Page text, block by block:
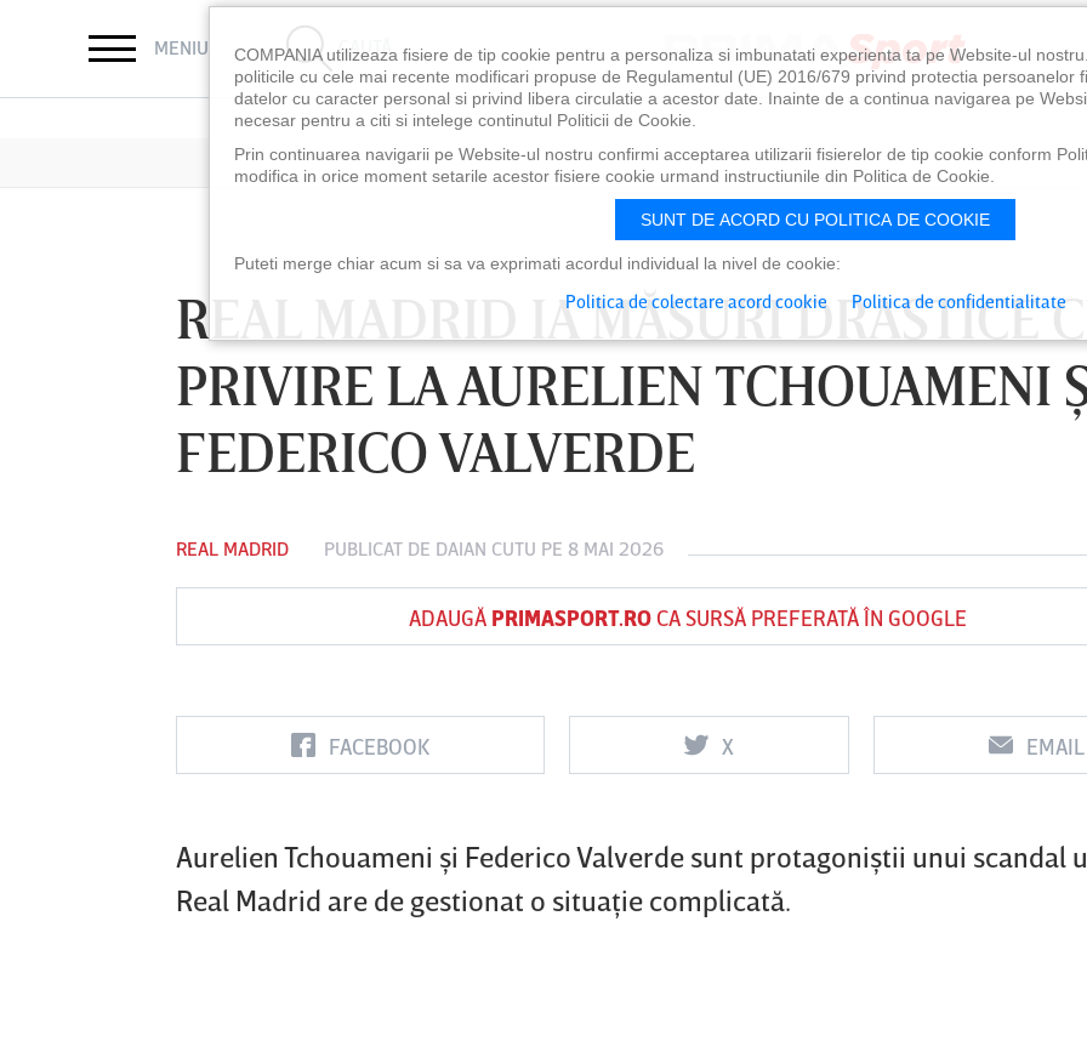
MENIU CAUTĂ
REAL MADRID IA MĂSURI DRASTICE
PRIVIRE LA AURELIEN TCHOUAMENI
FEDERICO VALVERDE
REAL MADRID PUBLICAT DE DAIAN CUTU PE 8 MAI 2026
ADAUGĂ PRIMASPORT.ROCA SURSĂ PREFERATĂ ÎN GOOGLE
FACEBOOK X EMAIL
Aurelien Tchouameni şi Federico Valverde sunt protagoniştii unui scandal
Real Madrid are de gestionat o situaţie complicată.
FC Botoşani
Vs
Corvinul
Hunedoara
Sepsi OSK Sf
Vs
FCSB UTA Arad
Vs
Rapid
COMPANIA utilizeaza fisiere de tip cookie pentru a personaliza si imbunatati experienta ta pe Website-ul
politicile cu cele mai recente modificari propuse de Regulamentul (UE) 2016/679 privind protectia persoanelor
datelor cu caracter personal si privind libera circulatie a acestor date. Inainte de a continua navigarea pe
necesar pentru a citi si intelege continutul Politicii de Cookie.
Prin continuarea navigarii pe Website-ul nostru confirmi acceptarea utilizarii fisierelor de tip cookie conform
modifica in orice moment setarile acestor fisiere cookie urmand instructiunile din Politica de Cookie.
SUNT DE ACORD CU POLITICA DE COOKIE
Puteti merge chiar acum si sa va exprimati acordul individual la nivel de cookie:
Politica de colectare acord cookie Politica de confidentialitate